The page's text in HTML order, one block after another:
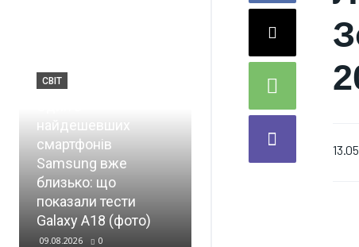
СВІТ
найдешевших
смартфонів
Samsung вже
близько: що
показали тести
Galaxy A18 (фото)
09.08.2026 0
Три кільця ППО і